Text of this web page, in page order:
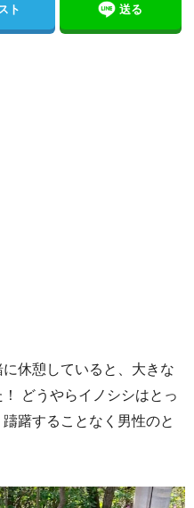
ト 送る
休憩していると、大きな
どうやらイノシシはとっ
躇することなく男性のと